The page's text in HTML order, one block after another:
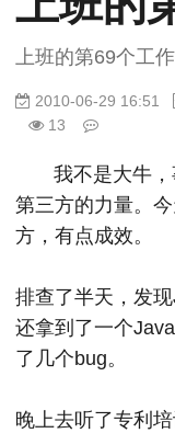
上班的第69个工作
2010-06-29 16:51
13
我不是大牛，
第三方的力量。
方，有点成效。
排查了半天，发
还拿到了一个
了几个bug。
晚上去听了专利